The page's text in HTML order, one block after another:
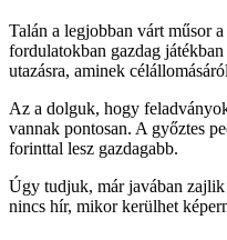
Talán a legjobban várt műsor
fordulatokban gazdag
utazásra, aminek
Az a dolguk, hogy
vannak pontosan. A győztes
forinttal lesz gazdagabb.
Úgy tudjuk, már javában zajlik
nincs hír, mikor kerülhet